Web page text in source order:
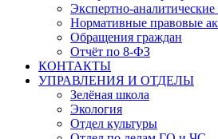
Экспертно-
Нормативные правовые
Обращения граждан
Отчёт по 8-ФЗ
КОНТАКТЫ
УПРАВЛЕНИЯ И ОТДЕЛЫ
Зелёная школа
Экология
Отдел культуры